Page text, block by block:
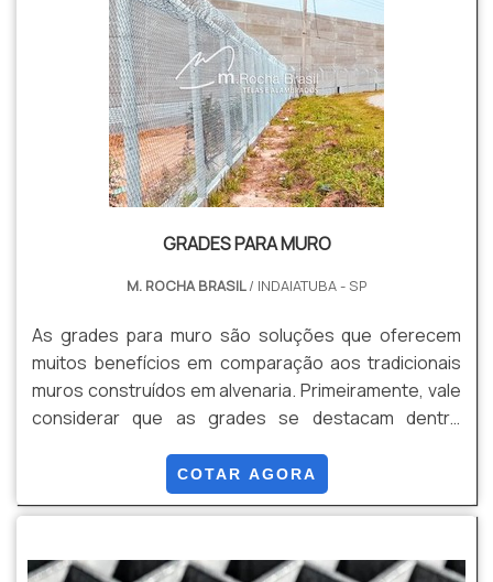
GRADES PARA MURO
M. ROCHA BRASIL/ INDAIATUBA - SP
As grades para muro são soluções que oferecem
muitos benefícios em comparação aos tradicionais
muros construídos em alvenaria. Primeiramente, vale
considerar que as grades se destacam dentre
benefício bastante superior, podendo ser
encontradas em Sorocaba e Itu.Esta qualidade por
termos de: Valores de materiais; Mão de obra;
COTAR AGORA